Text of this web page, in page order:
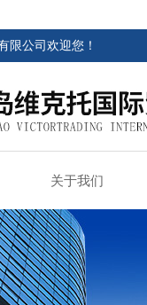
限公司欢迎您！
关于我们